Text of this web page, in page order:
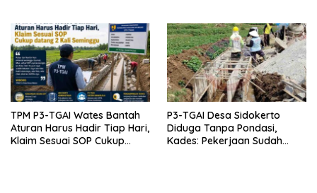
TPM P3-TGAI Wates Bantah
Aturan Harus Hadir Tiap Hari,
Klaim Sesuai SOP Cukup
P3-TGAI Desa Sidokerto
Diduga Tanpa Pondasi,
Kades: Pekerjaan Sudah